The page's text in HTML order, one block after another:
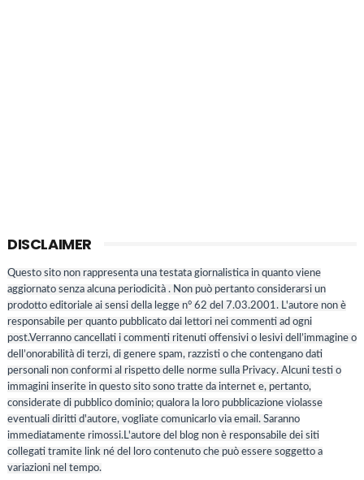
DISCLAIMER
Questo sito non rappresenta una testata giornalistica in quanto viene
aggiornato senza alcuna periodicità . Non può pertanto considerarsi un
prodotto editoriale ai sensi della legge n° 62 del 7.03.2001. L'autore non è
responsabile per quanto pubblicato dai lettori nei commenti ad ogni
post.Verranno cancellati i commenti ritenuti offensivi o lesivi dell’immagine o
dell’onorabilità di terzi, di genere spam, razzisti o che contengano dati
personali non conformi al rispetto delle norme sulla Privacy. Alcuni testi o
immagini inserite in questo sito sono tratte da internet e, pertanto,
considerate di pubblico dominio; qualora la loro pubblicazione violasse
eventuali diritti d'autore, vogliate comunicarlo via email. Saranno
immediatamente rimossi.L'autore del blog non è responsabile dei siti
collegati tramite link né del loro contenuto che può essere soggetto a
variazioni nel tempo.